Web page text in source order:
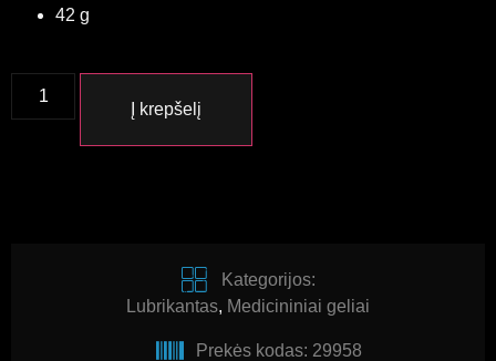
42 g
Į krepšelį
Kategorijos:
Lubrikantas, Medicininiai geliai
Prekės kodas: 29958